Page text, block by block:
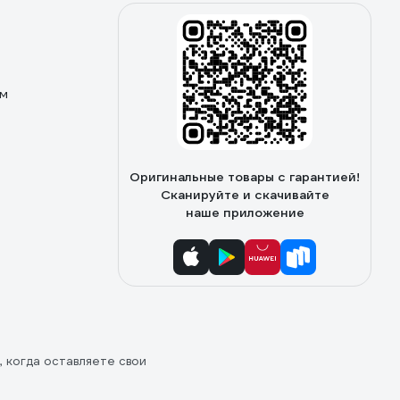
Оригинальные товары с гарантией!
Сканируйте и скачивайте
наше приложение
когда оставляете свои